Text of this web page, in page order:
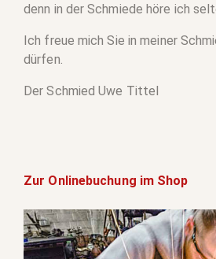
denn in der Schmiede höre ich
Ich freue mich Sie in meiner
dürfen.
Der Schmied Uwe Tittel
Zur Onlinebuchung im Shop